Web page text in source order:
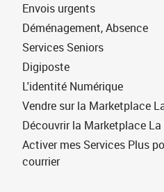
Envois urgents
Déménagement, Absence
Services Seniors
Digiposte
L'identité Numérique
Vendre sur la Marketplace
Découvrir la Marketplace
Activer mes Services Plus
courrier